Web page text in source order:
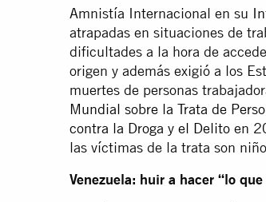
Amnistía Internacional en su
atrapadas en situaciones de
dificultades a la hora de
origen y además exigió a los
muertes de personas
Mundial sobre la Trata de
contra la Droga y el Delito en
las víctimas de la trata son
Venezuela: huir a hacer “lo que